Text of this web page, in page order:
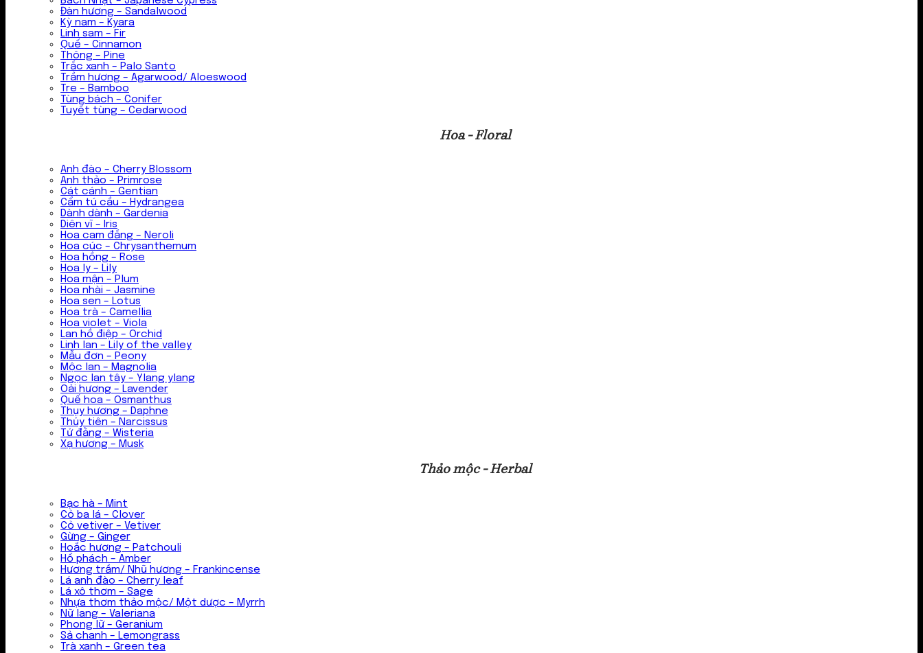
Đàn hương – Sandalwood
Kỳ nam – Kyara
Linh sam – Fir
Quế – Cinnamon
Thông – Pine
Trắc xanh – Palo Santo
Trầm hương – Agarwood/ Aloeswood
Tre – Bamboo
Tùng bách – Conifer
Tuyết tùng – Cedarwood
Hoa - Floral
Anh đào – Cherry Blossom
Anh thảo – Primrose
Cát cánh – Gentian
Cẩm tú cầu – Hydrangea
Dành dành – Gardenia
Diên vĩ – Iris
Hoa cam đắng – Neroli
Hoa cúc – Chrysanthemum
Hoa hồng – Rose
Hoa ly – Lily
Hoa mận – Plum
Hoa nhài – Jasmine
Hoa sen – Lotus
Hoa trà – Camellia
Hoa violet – Viola
Lan hồ điệp – Orchid
Linh lan – Lily of the valley
Mẫu đơn – Peony
Mộc lan – Magnolia
Ngọc lan tây – Ylang ylang
Oải hương – Lavender
Quế hoa – Osmanthus
Thụy hương – Daphne
Thủy tiên – Narcissus
Tử đằng – Wisteria
Xạ hương – Musk
Thảo mộc - Herbal
Bạc hà – Mint
Cỏ ba lá – Clover
Cỏ vetiver – Vetiver
Gừng – Ginger
Hoắc hương – Patchouli
Hổ phách – Amber
Hương trầm/ Nhũ hương – Frankincense
Lá anh đào – Cherry leaf
Lá xô thơm – Sage
Nhựa thơm thảo mộc/ Một dược – Myrrh
Nữ lang – Valeriana
Phong lữ – Geranium
Sả chanh – Lemongrass
Trà xanh – Green tea